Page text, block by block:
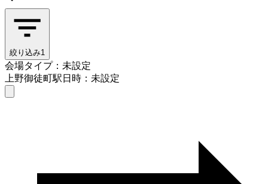
絞り込み1
会場タイプ：未設定
上野御徒町駅日時：未設定